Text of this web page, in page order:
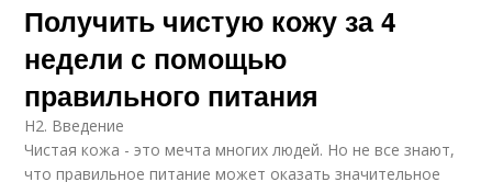
Получить чистую кожу за 4
недели с помощью
правильного питания
H2. Введение
Чистая кожа - это мечта многих людей. Но не все знают,
что правильное питание может оказать значительное